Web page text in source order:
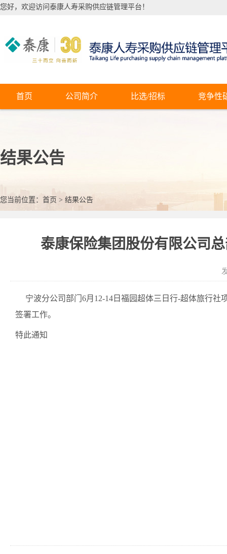
您好，欢迎访问泰康人寿采购供应链管理平台！
首页 公司简介 比选/招标 竞争性
结果公告
您当前位置： 首页 > 结果公告
泰康保险集团股份有限公司
宁波分公司部门 6月12-14日福园超体三日行-超体旅行社
签署工作。
特此通知